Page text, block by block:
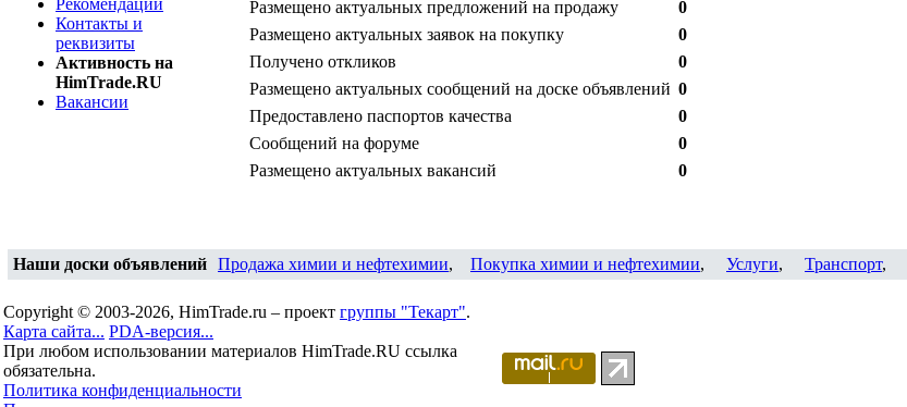
Рекомендации
Контакты и
реквизиты
Активность на
HimTrade.RU
Вакансии
Размещено актуальных предложений на продажу
0
Размещено актуальных заявок на покупку
0
Получено откликов
0
Размещено актуальных сообщений на доске объявлений 0
Предоставлено паспортов качества
0
Сообщений на форуме
0
Размещено актуальных вакансий
0
Наши доски объявлений Продажа химии и нефтехимии, Покупка химии и нефтехимии, Услуги, Транспорт,
Copyright © 2003-2026, HimTrade.ru – проект группы "Текарт".
Карта сайта... PDA-версия...
При любом использовании материалов HimTrade.RU ссылка
обязательна.
Политика конфиденциальности